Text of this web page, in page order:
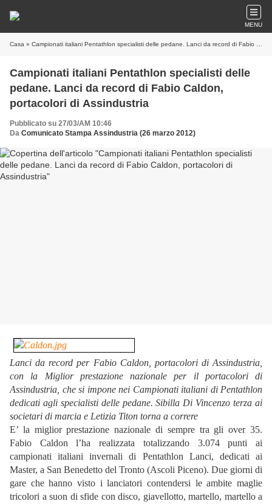
MENU
Casa » Campionati italiani Pentathlon specialisti delle pedane. Lanci da record di Fabio Caldon, portacolori di Assindustria
Campionati italiani Pentathlon specialisti delle
pedane. Lanci da record di Fabio Caldon,
portacolori di Assindustria
Pubblicato su 27/03/AM 10:46
Da Comunicato Stampa Assindustria (26 marzo 2012)
Lanci da record per Fabio Caldon, portacolori di Assindustria,
con la Miglior prestazione nazionale per il portacolori di
Assindustria, che si impone nei Campionati italiani di Pentathlon
dedicati agli specialisti delle pedane.Sibilla Di Vincenzo terza ai
societari di marcia e Letizia Titon torna a correre
E’ la miglior prestazione nazionale di sempre tra gli over 35.
Fabio Caldon l’ha realizzata totalizzando 3.074 punti ai
campionati italiani invernali di Pentathlon Lanci, dedicati ai
Master, a San Benedetto del Tronto (Ascoli Piceno). Due giorni di
gare che hanno visto i lanciatori contendersi le ambite maglie
tricolori a suon di sfide con disco, giavellotto, martello, martello a